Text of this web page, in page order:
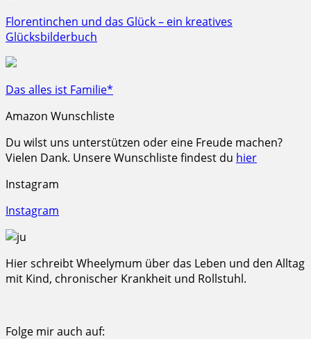
Florentinchen und das Glück – ein kreatives
Glücksbilderbuch
Das alles ist Familie*
Amazon Wunschliste
Du wilst uns unterstützen oder eine Freude machen?
Vielen Dank. Unsere Wunschliste findest du hier
Instagram
Instagram
Hier schreibt Wheelymum über das Leben und den Alltag
mit Kind, chronischer Krankheit und Rollstuhl.
Folge mir auch auf: